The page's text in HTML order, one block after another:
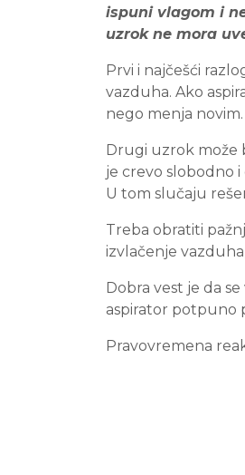
ispuni vlagom i
uzrok ne mora
Prvi i najčešći
vazduha. Ako
nego menja novim.
Drugi uzrok može
je crevo slobodno
U tom slučaju
Treba obratiti
izvlačenje
Dobra vest je da
aspirator potpuno
Pravovremena